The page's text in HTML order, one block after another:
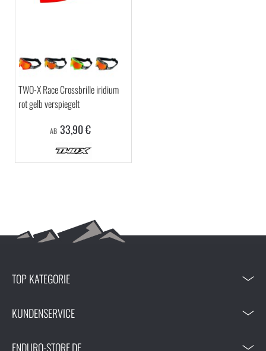
TWO-X Race Crossbrille iridium
rot gelb verspiegelt
AB 33,90 €
TOP KATEGORIE
KUNDENSERVICE
ENDURO-STORE.DE